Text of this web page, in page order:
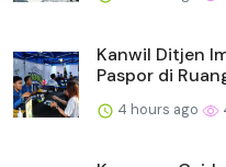
Kanwil Ditjen
Paspor di
4 hours ago